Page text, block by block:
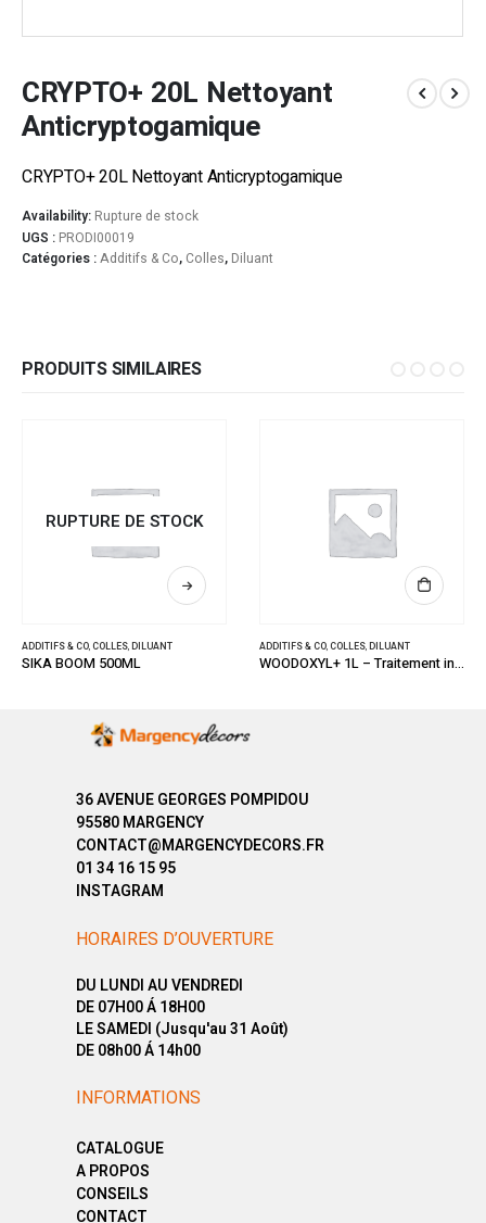
CRYPTO+ 20L Nettoyant
Anticryptogamique
CRYPTO+ 20L Nettoyant Anticryptogamique
Availability: Rupture de stock
UGS : PRODI00019
Catégories :Additifs & Co, Colles, Diluant
PRODUITS SIMILAIRES
RUPTURE DE STOCK
ADDITIFS & CO,COLLES,DILUANT
SIKA BOOM 500ML
ADDITIFS & CO,COLLES,DILUANT
WOODOXYL+ 1L – Traitement insecticide fongicide pour bois
36 AVENUE GEORGES POMPIDOU
95580 MARGENCY
CONTACT@MARGENCYDECORS.FR
01 34 16 15 95
INSTAGRAM
HORAIRES D’OUVERTURE
DU LUNDI AU VENDREDI
DE 07H00 Á 18H00
LE SAMEDI (Jusqu'au 31 Août)
DE 08h00 Á 14h00
INFORMATIONS
CATALOGUE
A PROPOS
CONSEILS
CONTACT